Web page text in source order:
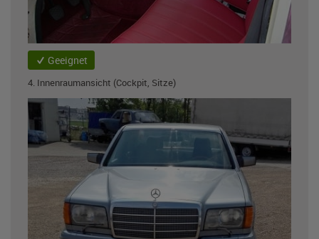
Geeignet
4. Innenraumansicht (Cockpit, Sitze)